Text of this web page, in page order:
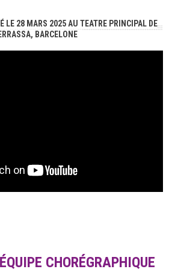
LE 28 MARS 2025 AU TEATRE PRINCIPAL DE
BARCELONE
CHORÉGRAPHIQUE